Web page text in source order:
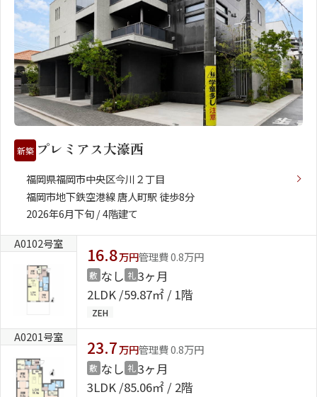
新築 プレミアス大濠西
福岡県福岡市中央区今川２丁目
福岡市地下鉄空港線 唐人町駅 徒歩8分
2026年6月下旬 / 4階建て
A0102号室
16.8万円管理費 0.8万円
敷 なし 礼 3ヶ月
2LDK 59.87㎡ / 1階
ZEH
A0201号室
23.7万円管理費 0.8万円
敷 なし 礼 3ヶ月
3LDK 85.06㎡ / 2階